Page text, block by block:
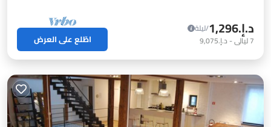
د.إ.‏1,296
/ليلة
7ليالي- د.إ.‏9,075 اطّلع على العرض